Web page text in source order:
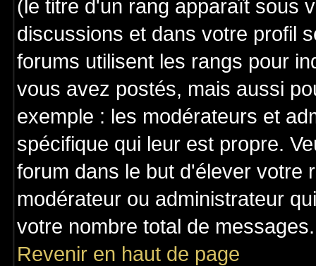
(le titre d'un rang apparaît sous
discussions et dans votre profil
forums utilisent les rangs pour
vous avez postés, mais aussi
exemple : les modérateurs et
spécifique qui leur est propre.
forum dans le but d'élever votre
modérateur ou administrateur
votre nombre total de messages.
Revenir en haut de page